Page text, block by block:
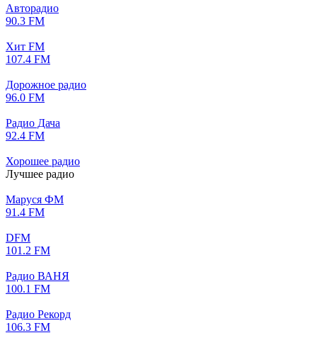
Авторадио
90.3 FM
Хит FM
107.4 FM
Дорожное радио
96.0 FM
Радио Дача
92.4 FM
Хорошее радио
Лучшее радио
Маруся ФМ
91.4 FM
DFM
101.2 FM
Радио ВАНЯ
100.1 FM
Радио Рекорд
106.3 FM